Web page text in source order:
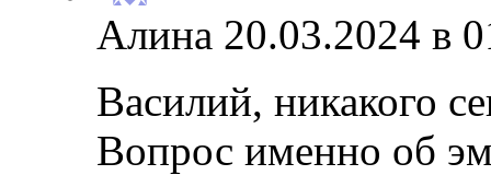
Алина 20.03.2024 в
Василий, никакого
Вопрос именно об